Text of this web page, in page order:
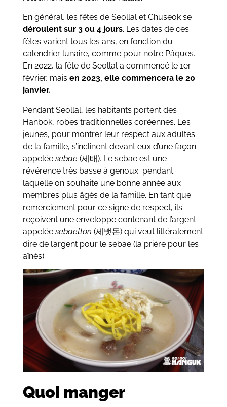
En général, les fêtes de Seollal et Chuseok se
déroulent sur 3 ou 4 jours. Les dates de ces
fêtes varient tous les ans, en fonction du
calendrier lunaire, comme pour notre Pâques.
En 2022, la fête de Seollal a commencé le 1er
février, mais en 2023, elle commencera le 20
janvier.
Pendant Seollal, les habitants portent des
Hanbok, robes traditionnelles coréennes. Les
jeunes, pour montrer leur respect aux adultes
de la famille, s’inclinent devant eux d’une façon
appeléesebae (세배). Le sebae est une
révérence très basse à genoux pendant
laquelle on souhaite une bonne année aux
membres plus âgés de la famille. En tant que
remerciement pour ce signe de respect, ils
reçoivent une enveloppe contenant de l’argent
appeléesebaetton (세뱃돈) qui veut littéralement
dire de l’argent pour le sebae (la prière pour les
aînés).
Quoi manger